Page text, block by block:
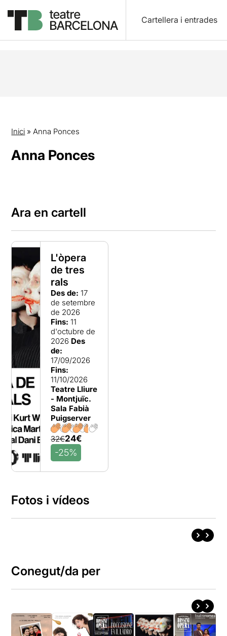
Cartellera i entrades
Inici »Anna Ponces
Anna Ponces
Ara en cartell
L'òpera
de tres
rals
Des de: 17
de setembre
de 2026
Fins: 11
d'octubre de
2026 Des
de:
17/09/2026
Fins:
11/10/2026
Teatre Lliure
- Montjuïc.
Sala Fabià
Puigserver
32€24€
-25%
Fotos i vídeos
Conegut/da per